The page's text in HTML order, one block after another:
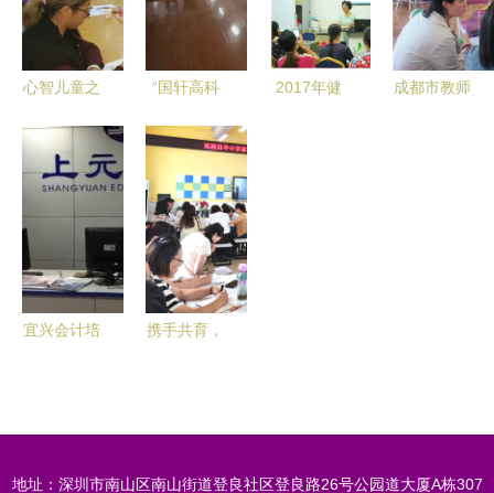
视角
心智儿童之
长会议 携
手共育，点
亮未来
“国轩高科
识”专题培
训 赋能团
队，驱动创
新
2017年健
成都市教师
宜兴会计培
携手共育，
地址：深圳市南山区南山街道登良社区登良路26号公园道大厦A栋307